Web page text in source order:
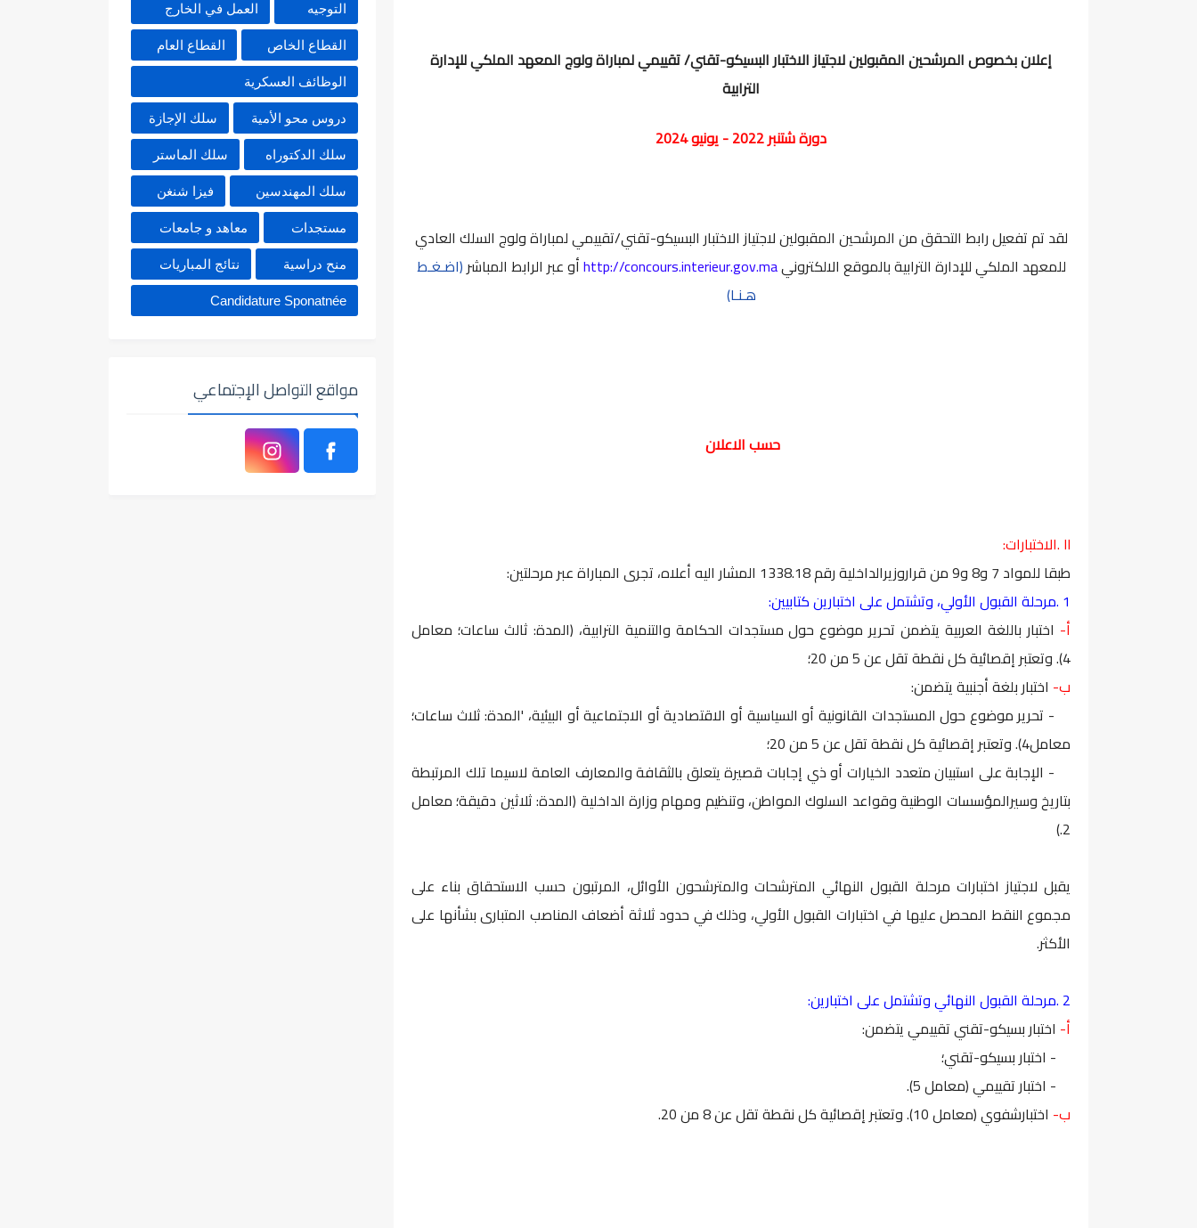
إعلان بخصوص المرشحين المقبولين لاجتياز الاختبار البسيكو-تقني/ تقييمي لمباراة ولوج المعهد الملكي للإدارة
الترابية
دورة شتنبر 2022 - يونيو 2024
لقد تم تفعيل رابط التحقق من المرشحين المقبولين لاجتياز الاختبار البسيكو-تقني/تقييمي لمباراة ولوج السلك العادي
للمعهد الملكي للإدارة الترابية بالموقع الالكترونيhttp://concours.interieur.gov.maأو عبر الرابط المباشر(اضـغـط
هـنـا)
حسب الاعلان
II .الاختبارات:
طبقا للمواد 7 و8 و9 من قراروزيرالداخلية رقم 1338.18 المشار اليه أعلاه، تجرى المباراة عبر مرحلتين:
1 .مرحلة القبول الأولي، وتشتمل على اختبارين كتابيين:
أ- اختبار باللغة العربية يتضمن تحرير موضوع حول مستجدات الحكامة والتنمية الترابية، (المدة: ثالث ساعات؛ معامل
4). وتعتبر إقصائية كل نقطة تقل عن 5 من 20؛
ب- اختبار بلغة أجنبية يتضمن:
- تحرير موضوع حول المستجدات القانونية أو السياسية أو الاقتصادية أو الاجتماعية أو البيئية، 'المدة: ثلاث ساعات؛
معامل4). وتعتبر إقصائية كل نقطة تقل عن 5 من 20؛
- الإجابة على استبيان متعدد الخيارات أو ذي إجابات قصيرة يتعلق بالثقافة والمعارف العامة لاسيما تلك المرتبطة
بتاريخ وسيرالمؤسسات الوطنية وقواعد السلوك المواطن، وتنظيم ومهام وزارة الداخلية (المدة: ثلاثين دقيقة؛ معامل
2.)
يقبل لاجتياز اختبارات مرحلة القبول النهائي المترشحات والمترشحون الأوائل، المرتبون حسب الاستحقاق بناء على
مجموع النقط المحصل عليها في اختبارات القبول الأولي، وذلك في حدود ثلاثة أضعاف المناصب المتبارى بشأنها على
الأكثر.
2 .مرحلة القبول النهائي وتشتمل على اختبارين:
أ- اختبار بسيكو-تقني تقييمي يتضمن:
- اختبار بسيكو-تقني؛
- اختبار تقييمي (معامل 5).
ب- اختبارشفوي (معامل 10). وتعتبر إقصائية كل نقطة تقل عن 8 من 20.
التوجيه العمل في الخارج
القطاع الخاص القطاع العام
الوظائف العسكرية
دروس محو الأمية سلك الإجازة
سلك الدكتوراه سلك الماستر
سلك المهندسين فيزا شنغن
مستجدات معاهد و جامعات
منح دراسية نتائج المباريات
Candidature Sponatnée
مواقع التواصل الإجتماعي